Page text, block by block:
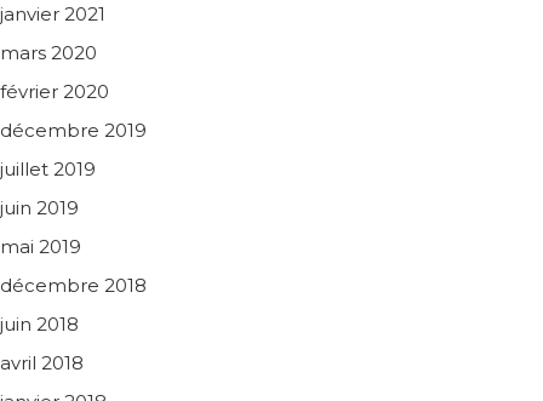
janvier 2021
mars 2020
février 2020
décembre 2019
juillet 2019
juin 2019
mai 2019
décembre 2018
juin 2018
avril 2018